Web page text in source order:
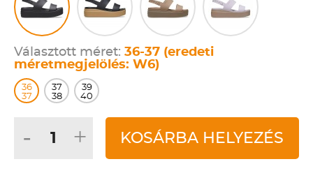
Választott méret: 36-37 (eredeti
méretmegjelölés: W6)
36
37
37
38
39
40
- + KOSÁRBA HELYEZÉS